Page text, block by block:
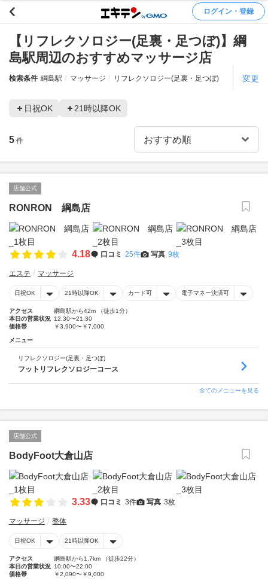
ログイン・登録
【リフレクソロジー(足裏・足つぼ)】綱
島駅周辺のおすすめマッサージ店
検索条件 綱島駅 マッサージ リフレクソロジー(足裏・足つぼ) 変更
日祝OK 21時以降OK
5 件
店舗公式
RONRON 綱島店
4.18 口コミ 25件 写真 9枚
エステ マッサージ
日祝OK 21時以降OK カード可 電子マネー決済可
アクセス
綱島駅から42m （徒歩1分）
本日の営業状況 12:30〜21:30
価格帯
￥3,900〜￥7,000
メニュー
リフレクソロジー(足裏・足つぼ)
フットリフレクソロジーコース
全てのメニューを見る
店舗公式
BodyFoot大倉山店
3.33 口コミ 3件 写真 3枚
マッサージ 整体
日祝OK 21時以降OK
アクセス
綱島駅から1.7km （徒歩22分）
本日の営業状況 10:00〜22:00
価格帯
￥2,090〜￥9,000